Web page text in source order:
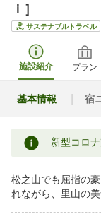
ｉ］
サステナブルトラベル
施設紹介 プラン
基本情報 宿
新型コロ
松之山でも屈指の
れながら、里山の